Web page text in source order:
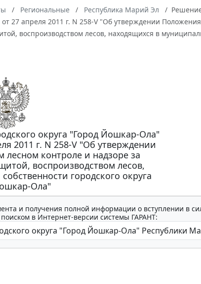
Региональные Республика Марий Эл
27 апреля 2011 г. N 258-V "Об утверждении
воспроизводством лесов, находящихся в
округа "Город Йошкар-Ола"
2011 г. N 258-V "Об утверждении
контроле и надзоре за
воспроизводством лесов,
городского округа
Ола"
и получения полной информации о вступлении в
в Интернет-версии системы ГАРАНТ: